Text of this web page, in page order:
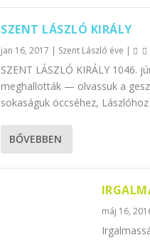
SZENT LÁSZLÓ KIRÁLY
jan 16, 2017 | Szent László éve |
SZENT LÁSZLÓ KIRÁLY 1046.
meghallották — olvassuk a
sokaságuk öccséhez,
BŐVEBBEN
máj 16,